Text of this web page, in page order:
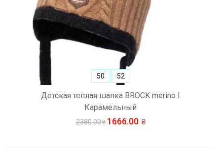
Детская теплая шапка BROCK merino I
Карамельный
2380.00 1666.00
50 52